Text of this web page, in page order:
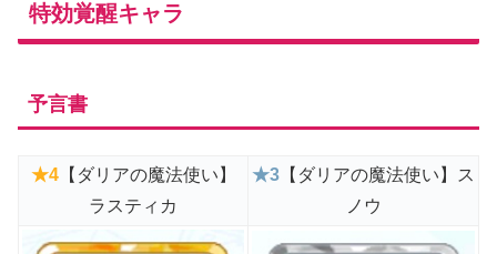
特効覚醒キャラ
予言書
★4【ダリアの魔法使い】
ラスティカ
★3 【ダリアの魔法使い】ス
ノウ